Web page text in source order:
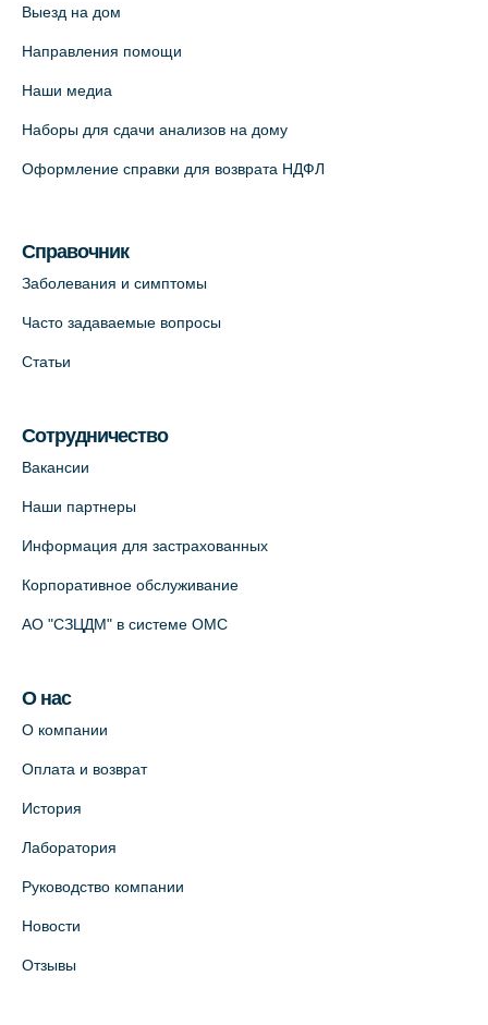
Выезд на дом
Направления помощи
Наши медиа
Наборы для сдачи анализов на дому
Оформление справки для возврата НДФЛ
Справочник
Заболевания и симптомы
Часто задаваемые вопросы
Статьи
Сотрудничество
Вакансии
Наши партнеры
Информация для застрахованных
Корпоративное обслуживание
АО "СЗЦДМ" в системе ОМС
О нас
О компании
Оплата и возврат
История
Лаборатория
Руководство компании
Новости
Отзывы